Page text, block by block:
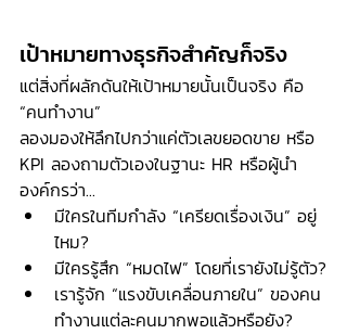
เป้าหมายทางธุรกิจสำคัญก็จริง
แต่สิ่งที่ผลักดันให้เป้าหมายนั้นเป็นจริง คือ
“คนทำงาน”
ลองมองให้ลึกไปกว่าแค่ตัวเลขยอดขาย หรือ
KPI ลองถามตัวเองในฐานะ HR หรือผู้นำ
องค์กรว่า...
มีใครในทีมกำลัง “เครียดเรื่องเงิน” อยู่
ไหม?
มีใครรู้สึก “หมดไฟ” โดยที่เรายังไม่รู้ตัว?
เรารู้จัก “แรงขับเคลื่อนภายใน” ของคน
ทำงานแต่ละคนมากพอแล้วหรือยัง?